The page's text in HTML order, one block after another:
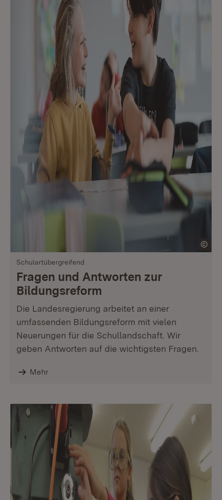
Schulartübergreifend
Fragen und Antworten zur
Bildungsreform
Die Landesregierung arbeitet an einer
umfassenden Bildungsreform mit vielen
Neuerungen für die Schullandschaft. Wir
geben Antworten auf die wichtigsten Fragen.
Mehr